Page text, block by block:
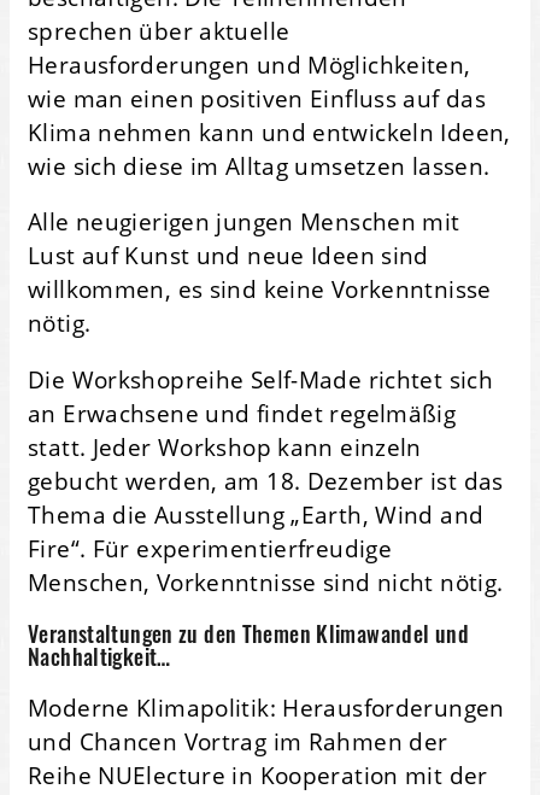
sprechen über aktuelle
Herausforderungen und Möglichkeiten,
wie man einen positiven Einfluss auf das
Klima nehmen kann und entwickeln Ideen,
wie sich diese im Alltag umsetzen lassen.
Alle neugierigen jungen Menschen mit
Lust auf Kunst und neue Ideen sind
willkommen, es sind keine Vorkenntnisse
nötig.
Die Workshopreihe Self-Made richtet sich
an Erwachsene und findet regelmäßig
statt. Jeder Workshop kann einzeln
gebucht werden, am 18. Dezember ist das
Thema die Ausstellung „Earth, Wind and
Fire“. Für experimentierfreudige
Menschen, Vorkenntnisse sind nicht nötig.
Veranstaltungen zu den Themen Klimawandel und
Nachhaltigkeit…
Moderne Klimapolitik: Herausforderungen
und Chancen Vortrag im Rahmen der
Reihe NUElecture in Kooperation mit der